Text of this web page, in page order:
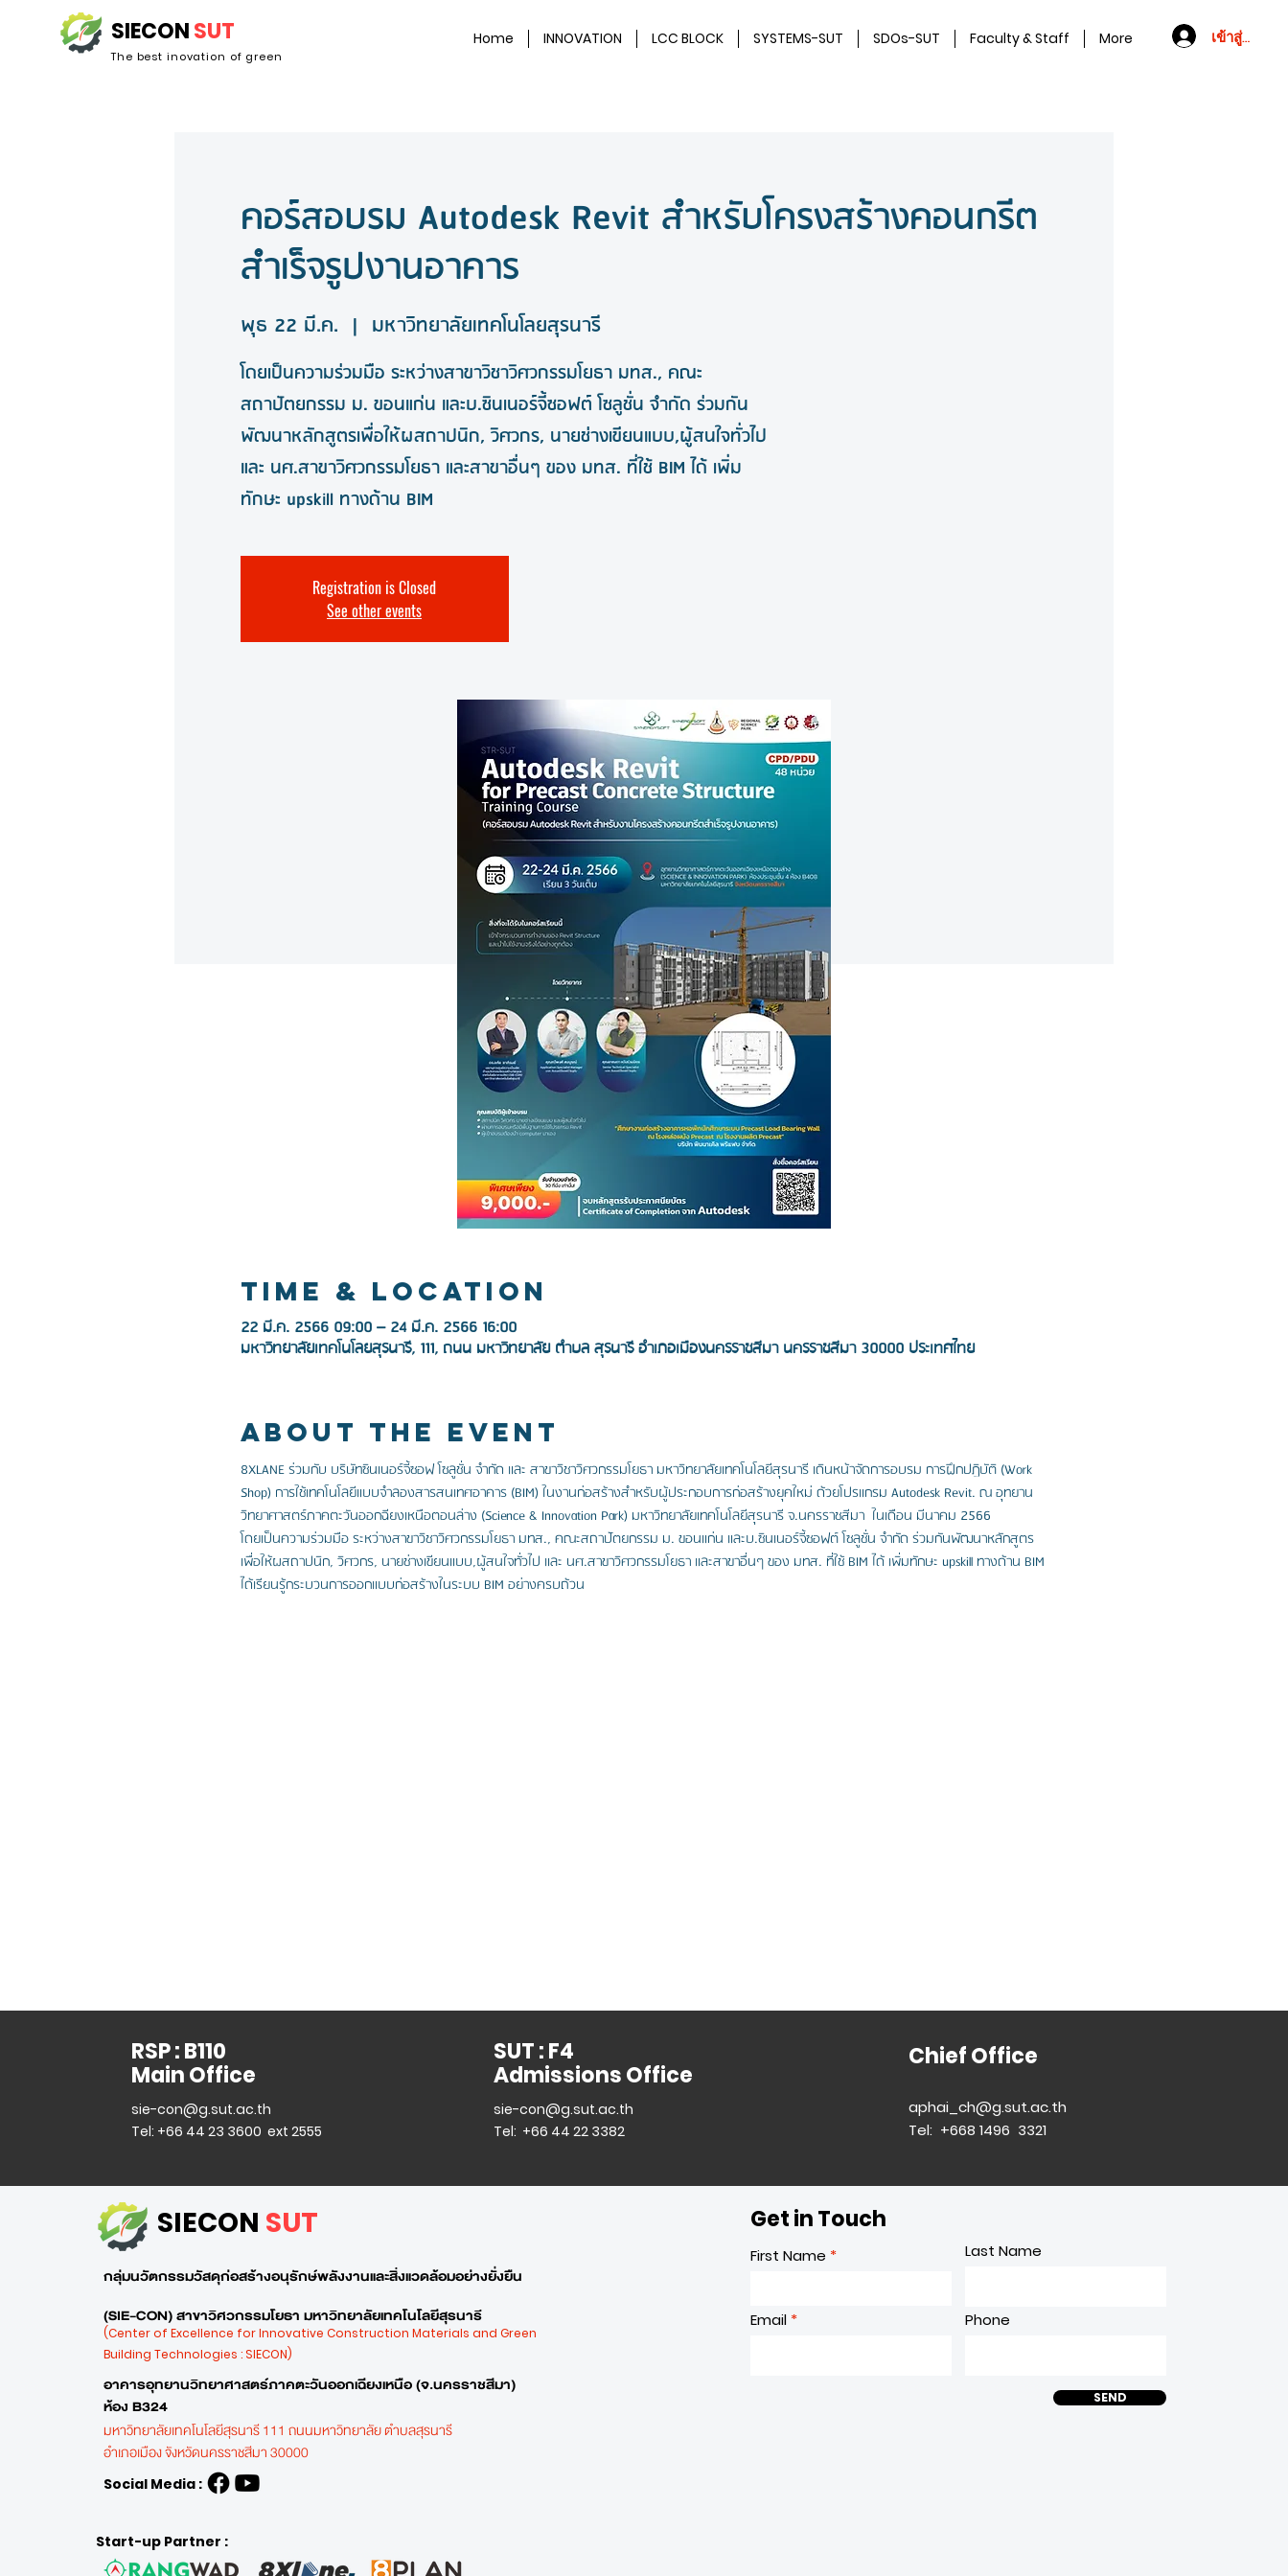
SIECONSUT
The best inovation of green
Home INNOVATION LCC BLOCK SYSTEMS-SUT SDOs-SUT Faculty & Staff More เข้าสู่ระบบ
คอร์สอบรม Autodesk Revit สำหรับโครงสร้างคอนกรีต
สำเร็จรูปงานอาคาร
พุธ 22 มี.ค.
  |
มหาวิทยาลัยเทคโนโลยสุรนารี
โดยเป็นความร่วมมือ ระหว่างสาขาวิชาวิศวกรรมโยธา มทส., คณะ
สถาปัตยกรรม ม. ขอนแก่น และบ.ซินเนอร์จี้ซอฟต์ โซลูชั่น จำกัด ร่วมกัน
พัฒนาหลักสูตรเพื่อให้ผสถาปนิก, วิศวกร, นายช่างเขียนแบบ,ผู้สนใจทั่วไป
และ นศ.สาขาวิศวกรรมโยธา และสาขาอื่นๆ ของ มทส. ที่ใช้ BIM ได้ เพิ่ม
ทักษะ upskill ทางด้าน BIM
Registration is Closed
See other events
Time & Location
22 มี.ค. 2566 09:00 – 24 มี.ค. 2566 16:00
มหาวิทยาลัยเทคโนโลยสุรนารี, 111, ถนน มหาวิทยาลัย ตำบล สุรนารี อำเภอเมืองนครราชสีมา นครราชสีมา 30000 ประเทศไทย
About The Event
8XLANE ร่วมกับ บริษัทซินเนอร์จี้ซอฟ โซลูชั่น จำกัด และ สาขาวิชาวิศวกรรมโยธา มหาวิทยาลัยเทคโนโลยีสุรนารี เดินหน้าจัดการอบรม การฝึกปฏิบัติ (Work
Shop) การใช้เทคโนโลยีแบบจำลองสารสนเทศอาคาร (BIM) ในงานก่อสร้างสำหรับผู้ประกอบการก่อสร้างยุคใหม่ ด้วยโปรแกรม Autodesk Revit. ณ อุทยาน
วิทยาศาสตร์ภาคตะวันออกฉียงเหนือตอนล่าง (Science & Innovation Park) มหาวิทยาลัยเทคโนโลยีสุรนารี จ.นครราชสีมา  ในเดือน มีนาคม 2566
โดยเป็นความร่วมมือ ระหว่างสาขาวิชาวิศวกรรมโยธา มทส., คณะสถาปัตยกรรม ม. ขอนแก่น และบ.ซินเนอร์จี้ซอฟต์ โซลูชั่น จำกัด ร่วมกันพัฒนาหลักสูตร
เพื่อให้ผสถาปนิก, วิศวกร, นายช่างเขียนแบบ,ผู้สนใจทั่วไป และ นศ.สาขาวิศวกรรมโยธา และสาขาอื่นๆ ของ มทส. ที่ใช้ BIM ได้ เพิ่มทักษะ upskill ทางด้าน BIM
ได้เรียนรู้กระบวนการออกแบบก่อสร้างในระบบ BIM อย่างครบถ้วน
RSP : B110
Main Office
sie-con@g.sut.ac.th
Tel: +66 44 23 3600 ext 2555
SUT : F4
Admissions Office
sie-con@g.sut.ac.th
Tel: +66 44 22 3382
Chief Office
aphai_ch@g.sut.ac.th
Tel: +668 1496 3321
SIECON SUT
กลุ่มนวัตกรรมวัสดุก่อสร้างอนุรักษ์พลังงานและสิ่งแวดล้อมอย่างยั่งยืน
(SIE-CON) สาขาวิศวกรรมโยธา มหาวิทยาลัยเทคโนโลยีสุรนารี
(Center of Excellence for Innovative Construction Materials and Green
Building Technologies : SIECON)
อาคารอุทยานวิทยาศาสตร์ภาคตะวันออกเฉียงเหนือ (จ.นครราชสีมา)
ห้อง B324
มหาวิทยาลัยเทคโนโลยีสุรนารี 111 ถนนมหาวิทยาลัย ตำบลสุรนารี
อำเภอเมืองจังหวัดนครราชสีมา 30000
Social Media :
Start-up Partner :
Get in Touch
First Name
Email
Last Name
Phone
SEND